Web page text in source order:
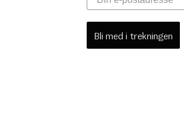
Bli med i trekningen